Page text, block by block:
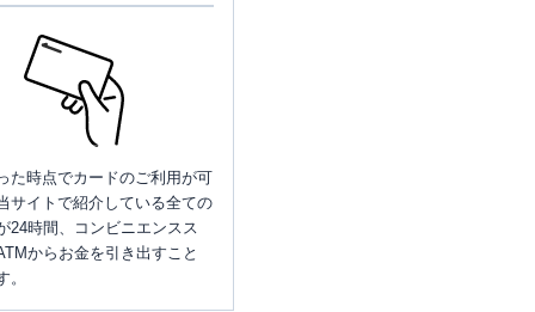
た時点でカードのご利用が可
サイトで紹介している全ての
24時間、コンビニエンスス
からお金を引き出すこと
。